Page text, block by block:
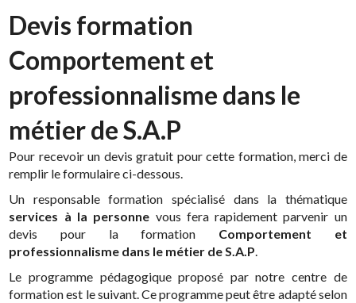
Devis formation
Comportement et
professionnalisme dans le
métier de S.A.P
Pour recevoir un devis gratuit pour cette formation, merci de
remplir le formulaire ci-dessous.
Un responsable formation spécialisé dans la thématique
services à la personne vous fera rapidement parvenir un
devis pour la formation Comportement et
professionnalisme dans le métier de S.A.P.
Le programme pédagogique proposé par notre centre de
formation est le suivant. Ce programme peut être adapté selon